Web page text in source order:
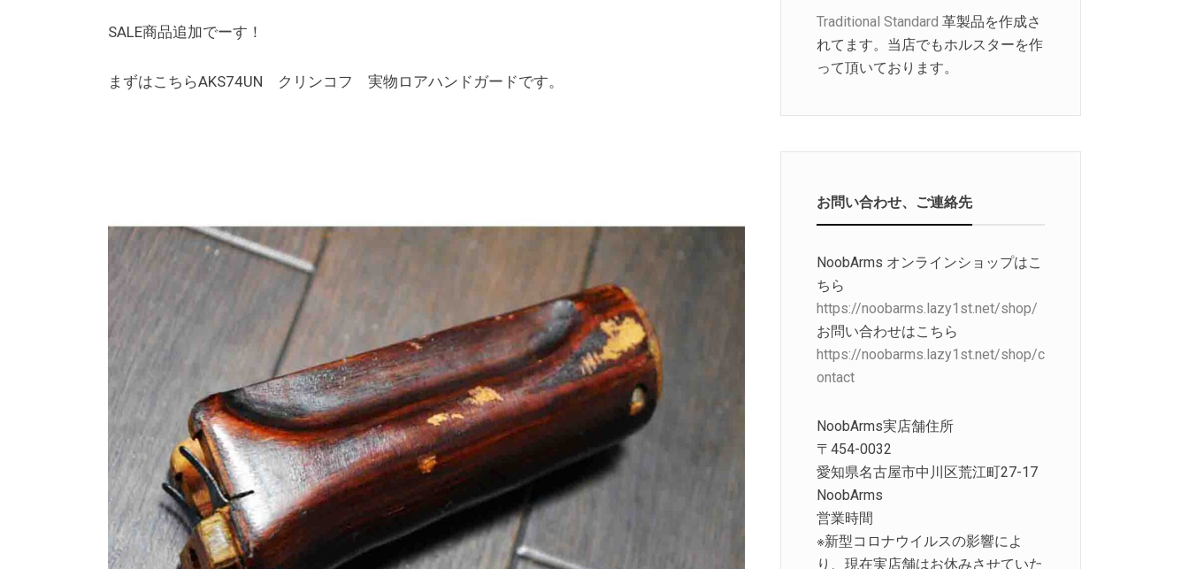
SALE商品追加でーす！
まずはこちらAKS74UN クリンコフ 実物ロアハンドガードです。
Traditional Standard 革製品を作成さ
れてます。当店でもホルスターを作
って頂いております。
お問い合わせ、ご連絡先
NoobArms オンラインショップはこ
ちら
https://noobarms.lazy1st.net/shop/
お問い合わせはこちら
https://noobarms.lazy1st.net/shop/c
ontact
NoobArms実店舗住所
〒454-0032
愛知県名古屋市中川区荒江町27-17
NoobArms
営業時間
※新型コロナウイルスの影響によ
り、現在実店舗はお休みさせていた